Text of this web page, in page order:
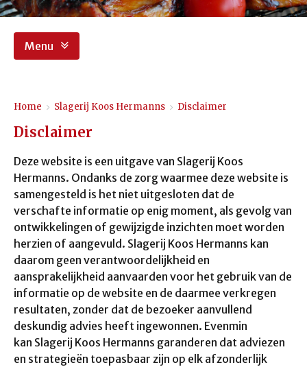
Menu
Home > Slagerij Koos Hermanns > Disclaimer
Disclaimer
Deze website is een uitgave van Slagerij Koos
Hermanns. Ondanks de zorg waarmee deze website is
samengesteld is het niet uitgesloten dat de
verschafte informatie op enig moment, als gevolg van
ontwikkelingen of gewijzigde inzichten moet worden
herzien of aangevuld. Slagerij Koos Hermanns kan
daarom geen verantwoordelijkheid en
aansprakelijkheid aanvaarden voor het gebruik van de
informatie op de website en de daarmee verkregen
resultaten, zonder dat de bezoeker aanvullend
deskundig advies heeft ingewonnen. Evenmin
kan Slagerij Koos Hermanns garanderen dat adviezen
en strategieën toepasbaar zijn op elk afzonderlijk